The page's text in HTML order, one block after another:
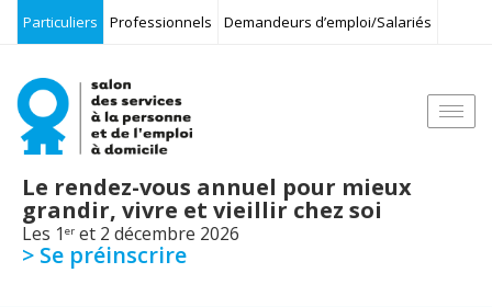
Particuliers Professionnels Demandeurs d’emploi/Salariés
Le rendez-vous annuel pour mieux
grandir, vivre et vieillir chez soi
Les 1 er et 2 décembre 2026
> Se préinscrire